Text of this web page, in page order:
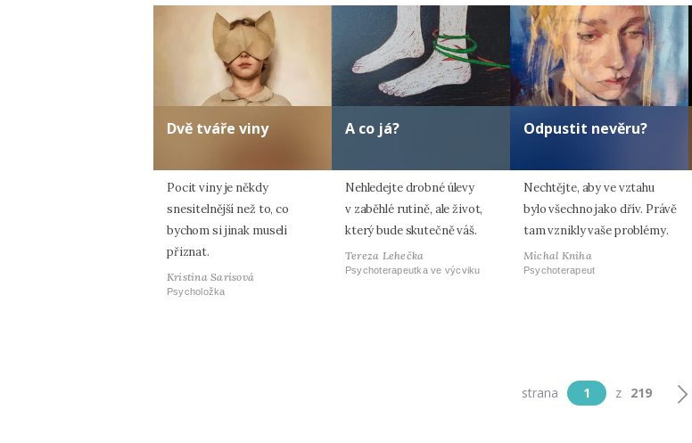
Dvě tváře viny
Pocit viny je někdy
snesitelnější než to, co
bychom si jinak museli
přiznat.
Kristina Sarisová
Psycholožka
A co já?
Nehledejte drobné úlevy
v zaběhlé rutině, ale život,
který bude skutečně váš.
Tereza Lehečka
Psychoterapeutka ve výcviku
Odpustit nevěru?
Nechtějte, aby ve vztahu
bylo všechno jako dřív. Právě
tam vznikly vaše problémy.
Michal Kniha
Psychoterapeut
strana 1 z 219